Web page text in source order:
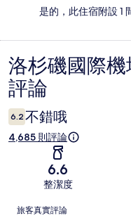
是的，此住宿附設 1
評
論
洛杉磯國際
評論
6.2 不錯哦
4,685 則評論
6.6
整潔度
評
旅客真實評論